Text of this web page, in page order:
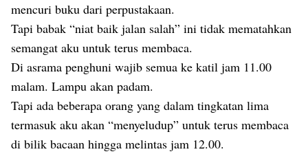
mencuri buku dari perpustakaan.
Tapi babak “niat baik jalan salah” ini tidak mematahkan
semangat aku untuk terus membaca.
Di asrama penghuni wajib semua ke katil jam 11.00
malam. Lampu akan padam.
Tapi ada beberapa orang yang dalam tingkatan lima
termasuk aku akan “menyeludup” untuk terus membaca
di bilik bacaan hingga melintas jam 12.00.